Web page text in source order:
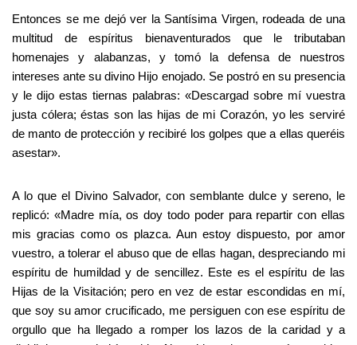
Entonces se me dejó ver la Santísima Virgen, rodeada de una
multitud de espíritus bienaventurados que le tributaban
homenajes y alabanzas, y tomó la defensa de nuestros
intereses ante su divino Hijo enojado. Se postró en su presencia
y le dijo estas tiernas palabras: «Descargad sobre mí vuestra
justa cólera; éstas son las hijas de mi Corazón, yo les serviré
de manto de protección y recibiré los golpes que a ellas queréis
asestar».
A lo que el Divino Salvador, con semblante dulce y sereno, le
replicó: «Madre mía, os doy todo poder para repartir con ellas
mis gracias como os plazca. Aun estoy dispuesto, por amor
vuestro, a tolerar el abuso que de ellas hagan, despreciando mi
espíritu de humildad y de sencillez. Este es el espíritu de las
Hijas de la Visitación; pero en vez de estar escondidas en mí,
que soy su amor crucificado, me persiguen con ese espíritu de
orgullo que ha llegado a romper los lazos de la caridad y a